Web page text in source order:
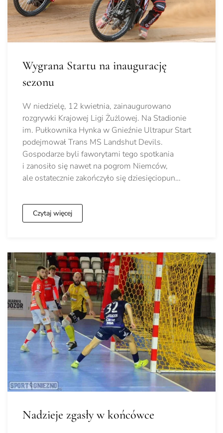
Wygrana Startu na inaugurację
sezonu
W niedzielę, 12 kwietnia, zainaugurowano
rozgrywki Krajowej Ligi Żużlowej. Na Stadionie
im. Pułkownika Hynka w Gnieźnie Ultrapur Start
podejmował Trans MS Landshut Devils.
Gospodarze byli faworytami tego spotkania
i zanosiło się nawet na pogrom Niemców,
ale ostatecznie zakończyło się dziesięciopun…
Czytaj więcej
Nadzieje zgasły w końcówce